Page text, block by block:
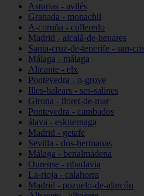
Asturias - avilés
Granada - monachil
A-coruña - culleredo
Madrid - alcalá-de-henares
Santa-cruz-de-tenerife - san-
Málaga - málaga
Alicante - elx
Pontevedra - o-grove
Illes-balears - ses-salines
Girona - lloret-de-mar
Pontevedra - cambados
álava - eskuernaga
Madrid - getafe
Sevilla - dos-hermanas
Málaga - benalmádena
Ourense - ribadavia
La-rioja - calahorra
Madrid - pozuelo-de-alarcón